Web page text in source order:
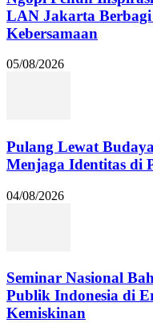
LAN Jakarta Berbagi
Kebersamaan
05/08/2026
Pulang Lewat
Menjaga Identitas di
04/08/2026
Seminar Nasional
Publik Indonesia di
Kemiskinan